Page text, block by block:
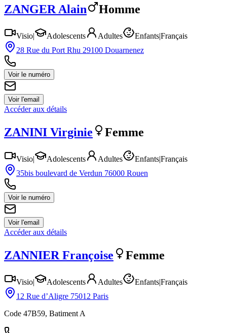
ZANGERAlain Homme
Visio| Adolescents Adultes Enfants|Français
28 Rue du Port Rhu 29100 Douarnenez
Voir le numéro
Voir l'email
Accéder aux détails
ZANINI Virginie Femme
Visio| Adolescents Adultes Enfants|Français
35bis boulevard de Verdun 76000 Rouen
Voir le numéro
Voir l'email
Accéder aux détails
ZANNIER Françoise Femme
Visio| Adolescents Adultes Enfants|Français
12 Rue d’Aligre 75012 Paris
Code 47B59, Batiment A